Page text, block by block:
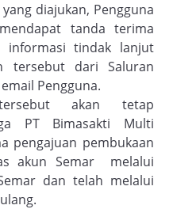
diajukan, Pengguna
tanda terima
informasi tindak lanjut
tersebut dari Saluran
Pengguna.
akan tetap
PT Bimasakti Multi
pengajuan pembukaan
akun Semar melalui
dan telah melalui